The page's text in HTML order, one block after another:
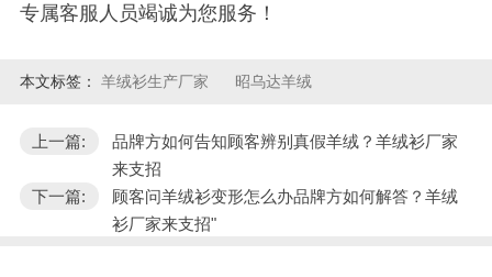
专属客服人员竭诚为您服务！
本文标签： 羊绒衫生产厂家 昭乌达羊绒
上一篇:
品牌方如何告知顾客辨别真假羊绒？羊绒衫厂家
来支招
下一篇:
顾客问羊绒衫变形怎么办品牌方如何解答？羊绒
衫厂家来支招"